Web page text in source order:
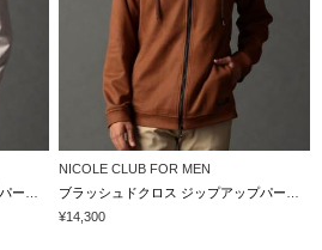
ブラッシュドクロス ジップアップパーカー
NICOLE CLUB FOR MEN
ブラッシュドクロス ジップアップパーカー
¥14,300